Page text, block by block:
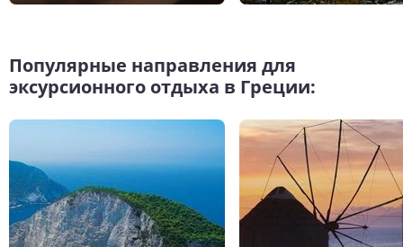
Популярные направления для
эксурсионного отдыха в Греции: